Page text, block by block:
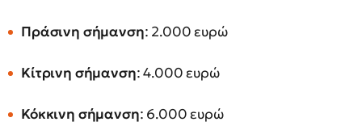
Πράσινη σήμανση: 2.000 ευρώ
Κίτρινη σήμανση: 4.000 ευρώ
Κόκκινη σήμανση: 6.000 ευρώ